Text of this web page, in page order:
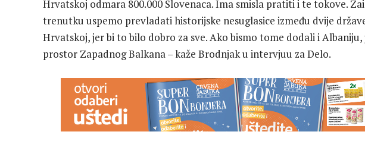
Hrvatskoj odmara 800.000 Slovenaca. Ima smisla pratiti i te tokove.
trenutku uspemo prevladati historijske nesuglasice između dvije
Hrvatskoj, jer bi to bilo dobro za sve. Ako bismo tome dodali i
prostor Zapadnog Balkana – kaže Brodnjak u intervjuu za Delo.